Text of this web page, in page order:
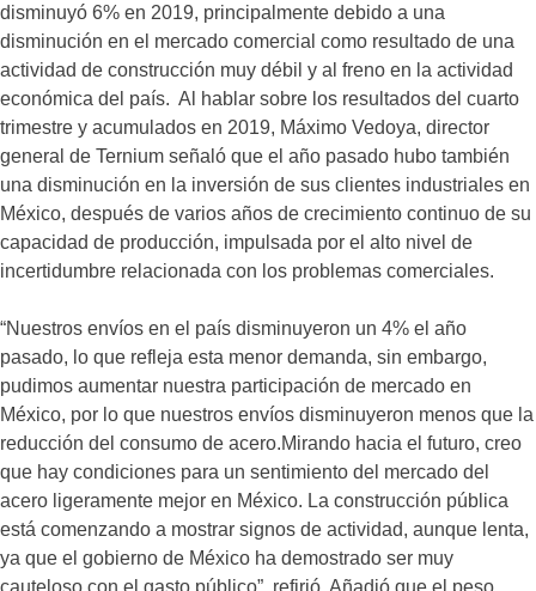
disminuyó 6% en 2019, principalmente debido a una
disminución en el mercado comercial como resultado de una
actividad de construcción muy débil y al freno en la actividad
económica del país. Al hablar sobre los resultados del cuarto
trimestre y acumulados en 2019, Máximo Vedoya, director
general de Ternium señaló que el año pasado hubo también
una disminución en la inversión de sus clientes industriales en
México, después de varios años de crecimiento continuo de su
capacidad de producción, impulsada por el alto nivel de
incertidumbre relacionada con los problemas comerciales.
“Nuestros envíos en el país disminuyeron un 4% el año
pasado, lo que refleja esta menor demanda, sin embargo,
pudimos aumentar nuestra participación de mercado en
México, por lo que nuestros envíos disminuyeron menos que la
reducción del consumo de acero.Mirando hacia el futuro, creo
que hay condiciones para un sentimiento del mercado del
acero ligeramente mejor en México. La construcción pública
está comenzando a mostrar signos de actividad, aunque lenta,
ya que el gobierno de México ha demostrado ser muy
cauteloso con el gasto público”, refirió. Añadió que el peso